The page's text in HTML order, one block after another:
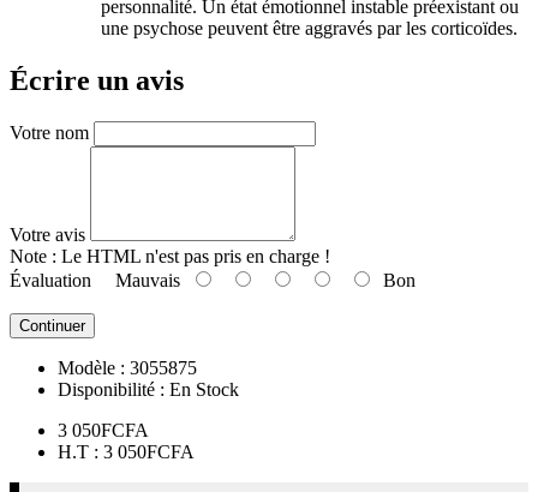
personnalité. Un état émotionnel instable préexistant ou
une psychose peuvent être aggravés par les corticoïdes.
Écrire un avis
Votre nom
Votre avis
Note : Le HTML n'est pas pris en charge !
Évaluation Mauvais Bon
Continuer
Modèle : 3055875
Disponibilité : En Stock
3 050FCFA
H.T : 3 050FCFA